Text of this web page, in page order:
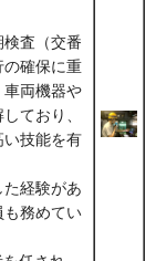
査（交番
の確保に重
車両機器や
ており、
い技能を有
経験があ
も務めてい